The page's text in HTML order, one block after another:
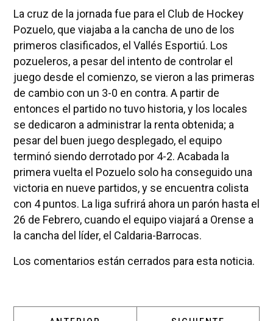
La cruz de la jornada fue para el Club de Hockey
Pozuelo, que viajaba a la cancha de uno de los
primeros clasificados, el Vallés Esportiú. Los
pozueleros, a pesar del intento de controlar el
juego desde el comienzo, se vieron a las primeras
de cambio con un 3-0 en contra. A partir de
entonces el partido no tuvo historia, y los locales
se dedicaron a administrar la renta obtenida; a
pesar del buen juego desplegado, el equipo
terminó siendo derrotado por 4-2. Acabada la
primera vuelta el Pozuelo solo ha conseguido una
victoria en nueve partidos, y se encuentra colista
con 4 puntos. La liga sufrirá ahora un parón hasta el
26 de Febrero, cuando el equipo viajará a Orense a
la cancha del líder, el Caldaria-Barrocas.
Los comentarios están cerrados para esta noticia.